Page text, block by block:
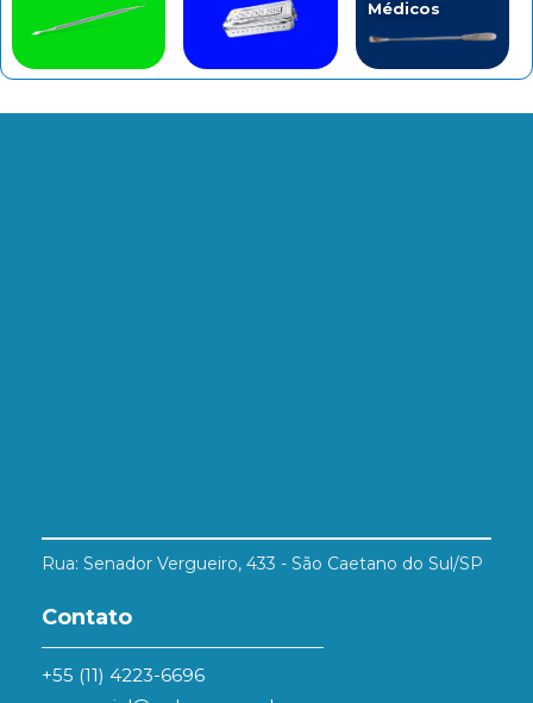
Médicos
Rua: Senador Vergueiro, 433 - São Caetano do Sul/SP
Contato
+55 (11) 4223-6696